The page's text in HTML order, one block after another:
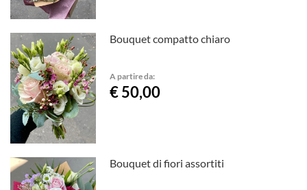
Bouquet compatto chiaro
A partire da:
€ 50,00
Bouquet di fiori assortiti